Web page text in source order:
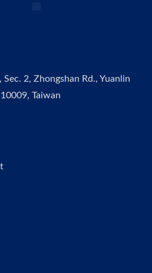
Sec. 2, Zhongshan Rd., Yuanlin
Taiwan